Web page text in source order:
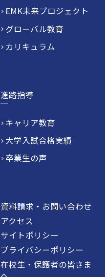
EMK未来プロジェクト
グローバル教育
カリキュラム
進路指導
キャリア教育
大学入試合格実績
卒業生の声
資料請求・お問い合わせ
アクセス
サイトポリシー
プライバシーポリシー
在校生・保護者の皆さま